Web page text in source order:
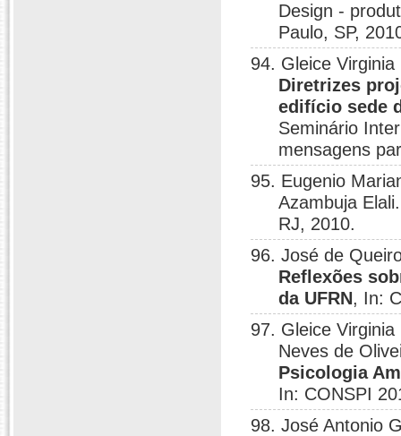
Design -
Paulo, SP,
94. Gleice
Diretrizes
edifício sede
Seminário
mensagens
95. Eugenio
Azambuja
RJ, 2010.
96. José de
Reflexões
da UFRN, In:
97. Gleice
Neves de
Psicologia
In: CONSPI
98. José Antonio